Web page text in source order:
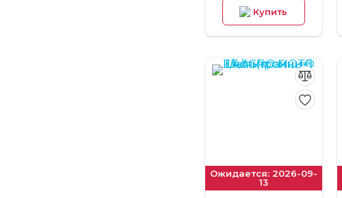
Купить
Ожидается: 2026-09-
13